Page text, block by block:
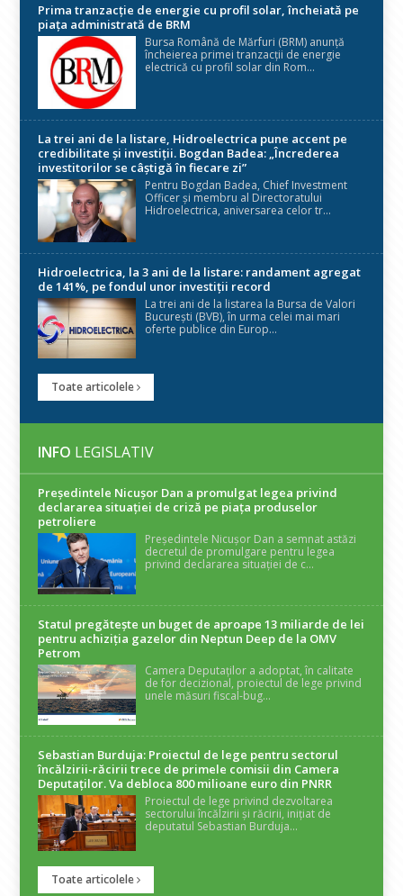
Prima tranzacție de energie cu profil solar, încheiată pe
piața administrată de BRM
Bursa Română de Mărfuri (BRM) anunță
încheierea primei tranzacții de energie
electrică cu profil solar din Rom...
La trei ani de la listare, Hidroelectrica pune accent pe
credibilitate și investiții. Bogdan Badea: „Încrederea
investitorilor se câștigă în fiecare zi”
Pentru Bogdan Badea, Chief Investment
Officer și membru al Directoratului
Hidroelectrica, aniversarea celor tr...
Hidroelectrica, la 3 ani de la listare: randament agregat
de 141%, pe fondul unor investiții record
La trei ani de la listarea la Bursa de Valori
București (BVB), în urma celei mai mari
oferte publice din Europ...
Toate articolele
INFO LEGISLATIV
Președintele Nicuşor Dan a promulgat legea privind
declararea situaţiei de criză pe piaţa produselor
petroliere
Președintele Nicușor Dan a semnat astăzi
decretul de promulgare pentru legea
privind declararea situației de c...
Statul pregătește un buget de aproape 13 miliarde de lei
pentru achiziția gazelor din Neptun Deep de la OMV
Petrom
Camera Deputaților a adoptat, în calitate
de for decizional, proiectul de lege privind
unele măsuri fiscal-bug...
Sebastian Burduja: Proiectul de lege pentru sectorul
încălzirii-răcirii trece de primele comisii din Camera
Deputaților. Va debloca 800 milioane euro din PNRR
Proiectul de lege privind dezvoltarea
sectorului încălzirii și răcirii, inițiat de
deputatul Sebastian Burduja...
Toate articolele